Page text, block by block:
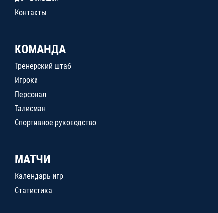
Контакты
КОМАНДА
Тренерский штаб
Игроки
Персонал
Талисман
Спортивное руководство
МАТЧИ
Календарь игр
Статистика